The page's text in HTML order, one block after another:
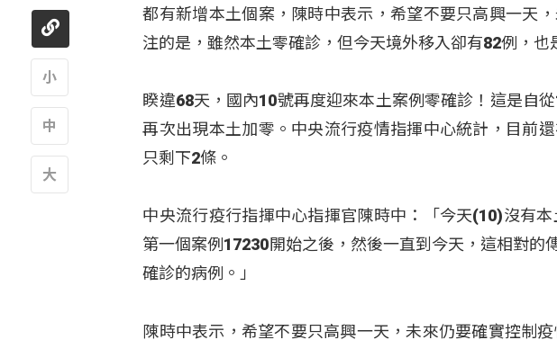
都有新增本土個案，陳時中表示，希望不要只高興一天
注的是，雖然本土零確診，但今天境外移入卻有82例，也
睽違68天，國內10號再度迎來本土案例零確診！這是自
再次出現本土加零。中央流行疫情指揮中心統計，目前
只剩下2條。
中央流行疫行指揮中心指揮官陳時中：「今天(10)沒有
第一個案例17230開始之後，然後一直到今天，這相對的
確診的病例。」
陳時中表示，希望不要只高興一天，未來仍要確實控制